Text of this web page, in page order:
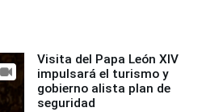
Visita del Papa León XIV
impulsará el turismo y
gobierno alista plan de
seguridad